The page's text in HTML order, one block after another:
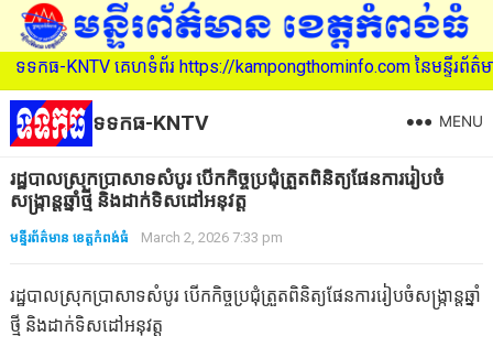
គេហទំព័រ https://kampongthominfo.com នៃមន្ទីរព័ត៌មាន ខេ
ទទកធ-KNTV MENU
រដ្ឋបាលស្រុកប្រាសាទសំបូរ បើកកិច្ចប្រជុំត្រួតពិនិត្យផែនការរៀបចំ
សង្ក្រាន្តឆ្នាំថ្មី និងដាក់ទិសដៅអនុវត្ត
មន្ទីរព័ត៌មាន ខេត្តកំពង់ធំ March 2, 2026 7:33 pm
រដ្ឋបាលស្រុកប្រាសាទសំបូរ បើកកិច្ចប្រជុំត្រួតពិនិត្យផែនការរៀបចំសង្ក្រាន្តឆ្នាំ
ថ្មី និងដាក់ទិសដៅអនុវត្ត